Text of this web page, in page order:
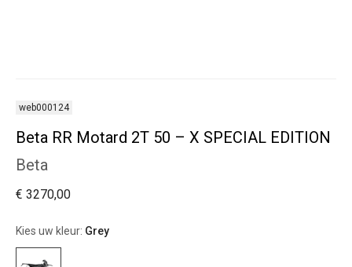
web000124
Beta RR Motard 2T 50 – X SPECIAL EDITION
Beta
€ 3270,00
Kies uw kleur: Grey